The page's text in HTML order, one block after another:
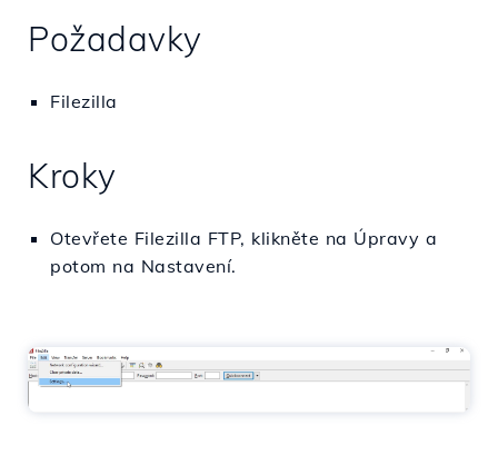
Požadavky
Filezilla
Kroky
Otevřete Filezilla FTP, klikněte na Úpravy a
potom na Nastavení.